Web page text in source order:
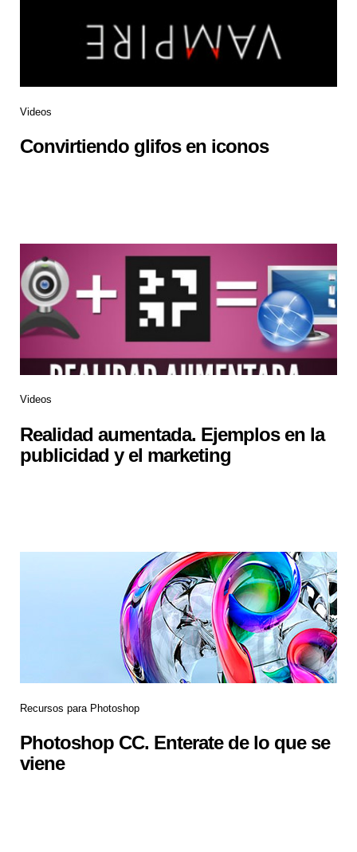
Videos
Convirtiendo glifos en iconos
Videos
Realidad aumentada. Ejemplos en la
publicidad y el marketing
Recursos para Photoshop
Photoshop CC. Enterate de lo que se
viene